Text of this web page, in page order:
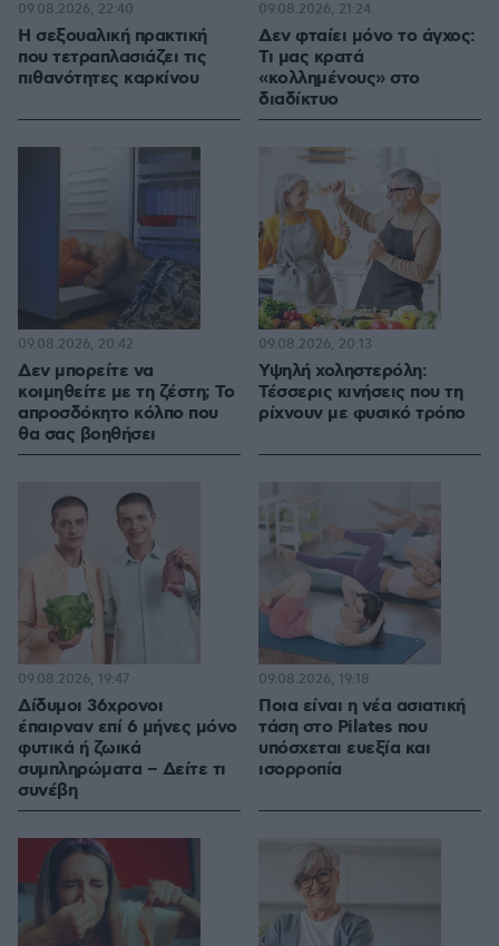
H σεξουαλική πρακτική
που τετραπλασιάζει τις
πιθανότητες καρκίνου
09.08.2026, 22:40
Δεν φταίει μόνο το άγχος:
Τι μας κρατά
«κολλημένους» στο
διαδίκτυο
09.08.2026, 21:24
Δεν μπορείτε να
κοιμηθείτε με τη ζέστη; Το
απροσδόκητο κόλπο που
θα σας βοηθήσει
09.08.2026, 20:42
Υψηλή χοληστερόλη:
Τέσσερις κινήσεις που τη
ρίχνουν με φυσικό τρόπο
09.08.2026, 20:13
Δίδυμοι 36χρονοι
έπαιρναν επί 6 μήνες μόνο
φυτικά ή ζωικά
συμπληρώματα – Δείτε τι
συνέβη
09.08.2026, 19:47
Ποια είναι η νέα ασιατική
τάση στο Pilates που
υπόσχεται ευεξία και
ισορροπία
09.08.2026, 19:18